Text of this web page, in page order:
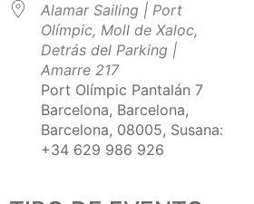
Alamar Sailing | Port
Olímpic, Moll de Xaloc,
Detrás del Parking |
Amarre 217
Port Olímpic Pantalán 7
Barcelona, Barcelona,
Barcelona, 08005, Susana:
+34 629 986 926